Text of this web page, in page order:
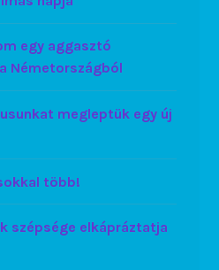
egy aggasztó
Németországból
megleptük egy új
több!
szépsége elkápráztatja